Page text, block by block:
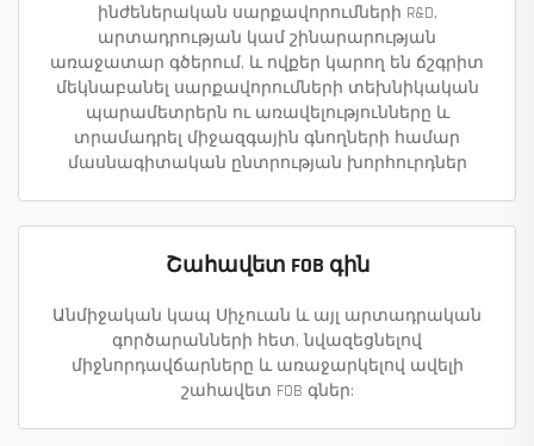
ինժեներական սարքավորումների R&D,
արտադրության կամ շինարարության
առաջատար գծերում, և ովքեր կարող են ճշգրիտ
մեկնաբանել սարքավորումների տեխնիկական
պարամետրերն ու առավելությունները և
տրամադրել միջազգային գնողների համար
մասնագիտական ընտրության խորհուրդներ
Շահավետ FOB գին
Անմիջական կապ Սիչուան և այլ արտադրական
գործարանների հետ, նվազեցնելով
միջնորդավճարները և առաջարկելով ավելի
շահավետ FOB գներ: